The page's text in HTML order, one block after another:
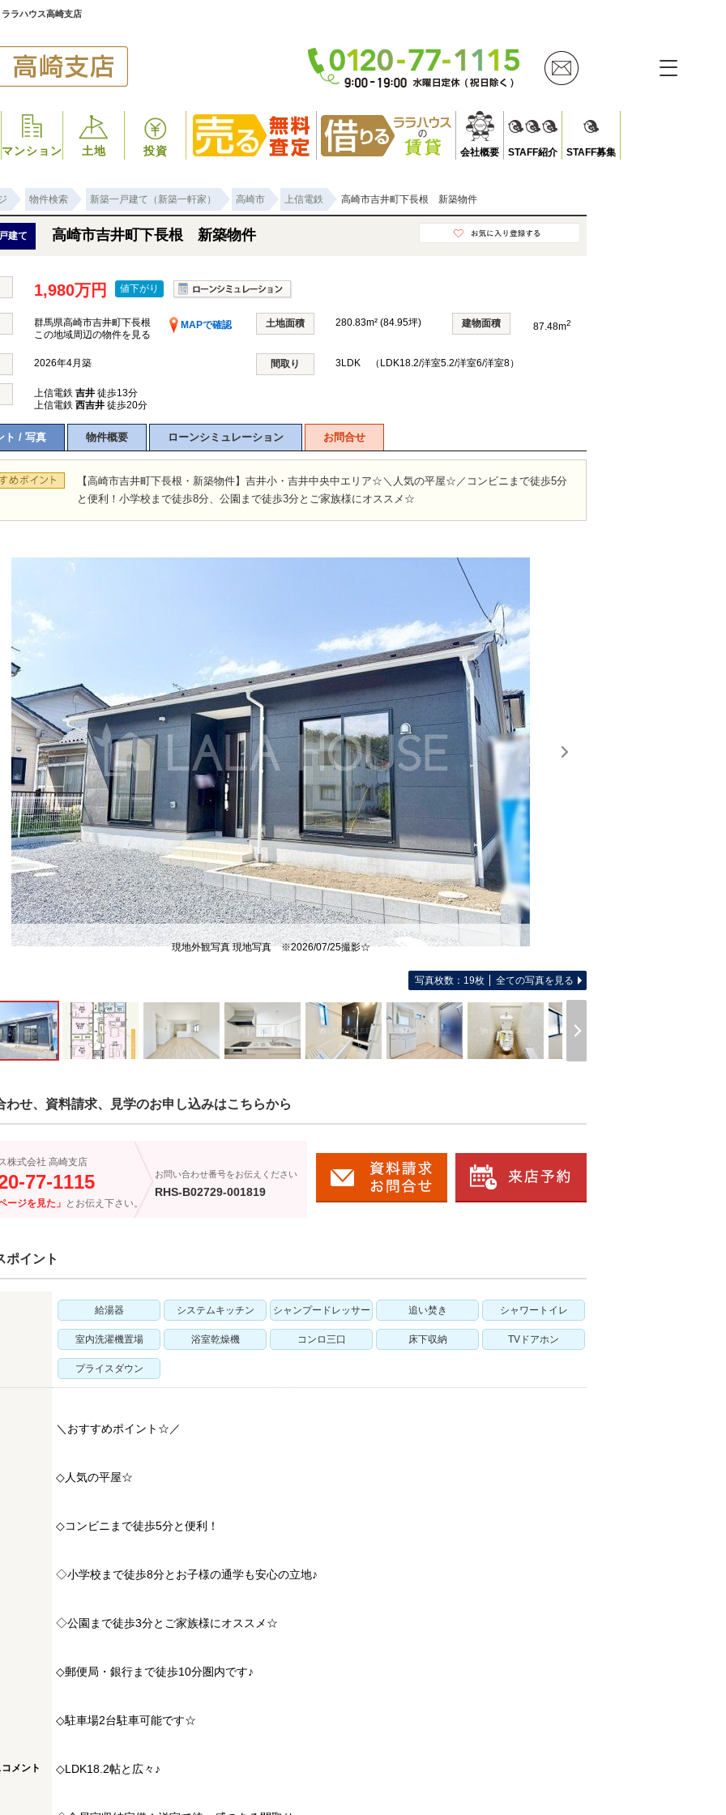
ラハウス高崎支店
マンション 土地 投資 会社概要 STAFF紹介 STAFF募集
物件検索 新築一戸建て（新築一軒家） 高崎市 上信電鉄 高崎市吉井町下長根 新築物件
建て 高崎市吉井町下長根 新築物件
1,980万円 値下がり
群馬県高崎市吉井町下長根
MAPで確認
この地域周辺の物件を見る
土地面積 280.83m² (84.95坪) 建物面積 87.48m2
2026年4月築 間取り 3LDK （LDK18.2/洋室5.2/洋室6/洋室8）
上信電鉄 吉井 徒歩13分
上信電鉄 西吉井 徒歩20分
ト / 写真 物件概要 ローンシミュレーション お問合せ
【高崎市吉井町下長根・新築物件】吉井小・吉井中央中エリア☆＼人気の平屋☆／コンビニまで徒歩5分
と便利！小学校まで徒歩8分、公園まで徒歩3分とご家族様にオススメ☆
現地外観写真 現地写真 ※2026/07/25撮影☆
写真枚数：19枚 全ての写真を見る
わせ、資料請求、見学のお申し込みはこちらから
株式会社 高崎支店
77-1115
ージを見た」 とお伝え下さい。
お問い合わせ番号をお伝えください
RHS-B02729-001819
ポイント
給湯器 システムキッチン シャンプードレッサー 追い焚き シャワートイレ
室内洗濯機置場 浴室乾燥機 コンロ三口 床下収納 TVドアホン
プライスダウン
メント
＼おすすめポイント☆／
◇人気の平屋☆
◇コンビニまで徒歩5分と便利！
◇小学校まで徒歩8分とお子様の通学も安心の立地♪
◇公園まで徒歩3分とご家族様にオススメ☆
◇郵便局・銀行まで徒歩10分圏内です♪
◇駐車場2台駐車可能です☆
◇LDK18.2帖と広々♪